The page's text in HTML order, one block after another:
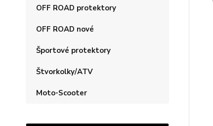
OFF ROAD protektory
OFF ROAD nové
Športové protektory
Štvorkolky/ATV
Moto-Scooter